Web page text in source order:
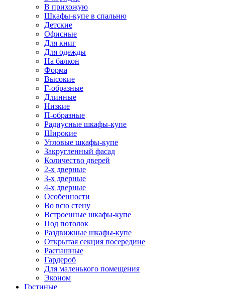
В прихожую
Шкафы-купе в спальню
Детские
Офисные
Для книг
Для одежды
На балкон
Форма
Высокие
Г-образные
Длинные
Низкие
П-образные
Радиусные шкафы-купе
Широкие
Угловые шкафы-купе
Закругленный фасад
Количество дверей
2-х дверные
3-х дверные
4-х дверные
Особенности
Во всю стену
Встроенные шкафы-купе
Под потолок
Раздвижные шкафы-купе
Открытая секция посередине
Распашные
Гардероб
Для маленького помещения
Эконом
Гостиные